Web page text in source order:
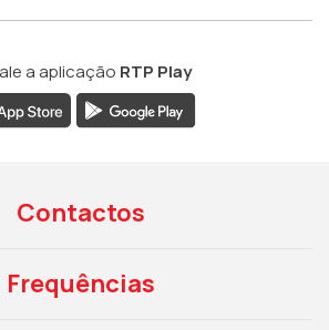
a aplicação RTP Play
Contactos
Frequências